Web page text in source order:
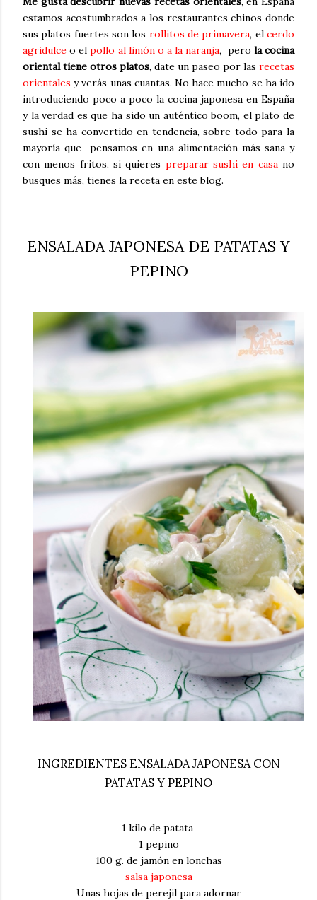
estamos acostumbrados a los restaurantes chinos donde
sus platos fuertes son los rollitos de primavera, elcerdo
agridulce o elpollo al limón o a la naranja, pero la cocina
oriental tiene otros platos, date un paseo por las recetas
orientales y verás unas cuantas. No hace mucho se ha ido
introduciendo poco a poco la cocina japonesa en España
y la verdad es que ha sido un auténtico boom, el plato de
sushi se ha convertido en tendencia, sobre todo para la
mayoría que pensamos en una alimentación más sana y
con menos fritos, si quieres preparar sushi en casano
busques más, tienes la receta en este blog.
ENSALADA JAPONESA DE PATATAS Y
PEPINO
INGREDIENTES ENSALADA JAPONESA CON
PATATAS Y PEPINO
1 kilo de patata
1 pepino
100 g. de jamón en lonchas
salsa japonesa
Unas hojas de perejil para adornar